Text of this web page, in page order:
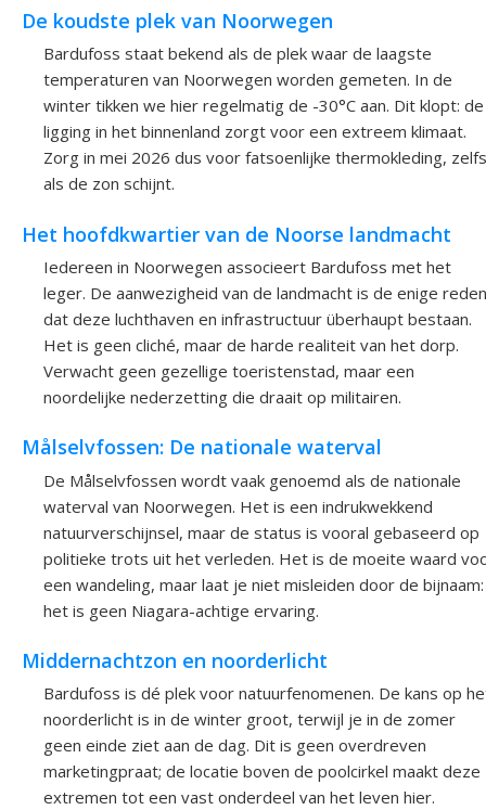
De koudste plek van Noorwegen
Bardufoss staat bekend als de plek waar de laagste
temperaturen van Noorwegen worden gemeten. In de
winter tikken we hier regelmatig de -30°C aan. Dit klopt: de
ligging in het binnenland zorgt voor een extreem klimaat.
Zorg in mei 2026 dus voor fatsoenlijke thermokleding, zelfs
als de zon schijnt.
Het hoofdkwartier van de Noorse landmacht
Iedereen in Noorwegen associeert Bardufoss met het
leger. De aanwezigheid van de landmacht is de enige reden
dat deze luchthaven en infrastructuur überhaupt bestaan.
Het is geen cliché, maar de harde realiteit van het dorp.
Verwacht geen gezellige toeristenstad, maar een
noordelijke nederzetting die draait op militairen.
Målselvfossen: De nationale waterval
De Målselvfossen wordt vaak genoemd als de nationale
waterval van Noorwegen. Het is een indrukwekkend
natuurverschijnsel, maar de status is vooral gebaseerd op
politieke trots uit het verleden. Het is de moeite waard
een wandeling, maar laat je niet misleiden door de bijnaam:
het is geen Niagara-achtige ervaring.
Middernachtzon en noorderlicht
Bardufoss is dé plek voor natuurfenomenen. De kans op
noorderlicht is in de winter groot, terwijl je in de zomer
geen einde ziet aan de dag. Dit is geen overdreven
marketingpraat; de locatie boven de poolcirkel maakt deze
extremen tot een vast onderdeel van het leven hier.